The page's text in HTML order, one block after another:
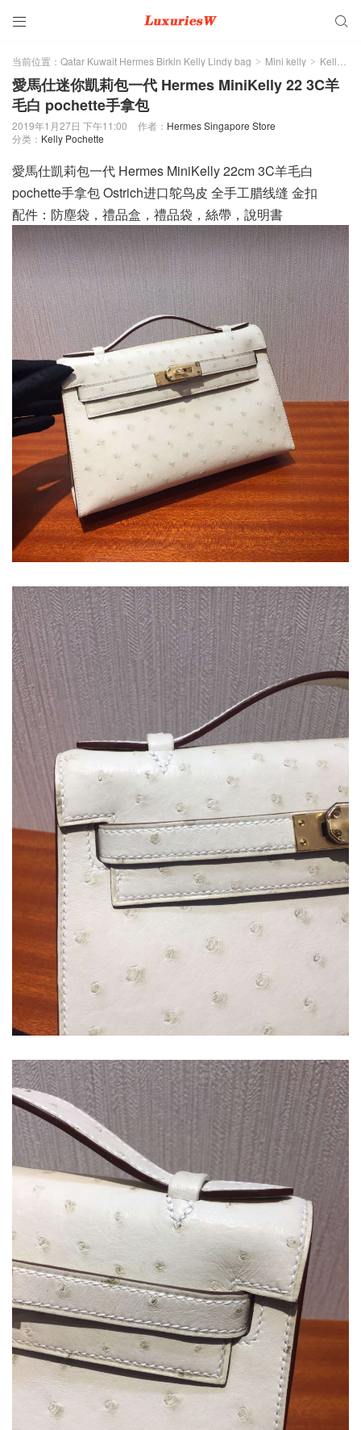
 
当前位置： Qatar Kuwait Hermes Birkin Kelly Lindy bag > Mini kelly > Kelly Pochette
愛馬仕迷你凱莉包一代 Hermes MiniKelly 22 3C羊
毛白 pochette手拿包
2019年1月27日 下午11:00 作者： Hermes Singapore Store
分类： Kelly Pochette
愛馬仕凱莉包一代 Hermes MiniKelly 22cm 3C羊毛白
pochette手拿包 Ostrich进口鸵鸟皮 全手工腊线缝 金扣
配件：防塵袋，禮品盒，禮品袋，絲帶，說明書